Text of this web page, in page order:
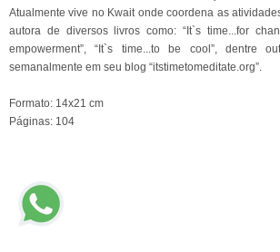
Atualmente vive no Kwait onde coordena as
autora de diversos livros como: “It`s time...for
empowerment”, “It`s time...to be cool”, dentre
semanalmente em seu blog “itstimetomeditate.org”.
Formato: 14x21 cm
Páginas: 104